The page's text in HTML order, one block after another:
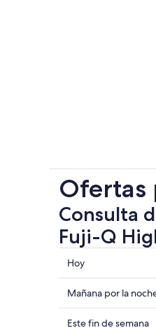
Ofertas
Consulta
Fuji-Q
Consultar
los
precios
cerca
de
Hoy
Consultar
precios
cerca
Mañana por la
Consultar
Este fin de semana